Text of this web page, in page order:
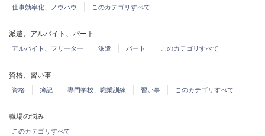
仕事効率化、ノウハウ
このカテゴリすべて
派遣、アルバイト、パート
アルバイト、フリーター 派遣 パート このカテゴリすべて
資格、習い事
資格 簿記 専門学校、職業訓練 習い事 このカテゴリすべて
職場の悩み
このカテゴリすべて